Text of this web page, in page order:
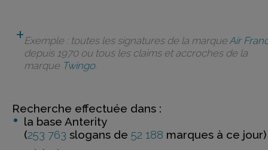
Exemple : toutes les signatures de la marqueAir
depuis 1970 ou tous les claims et accroches de la
marque Twingo.
Recherche effectuée dans :
la base Anterity
(253 763 slogans de 52 188 marques à ce jour)